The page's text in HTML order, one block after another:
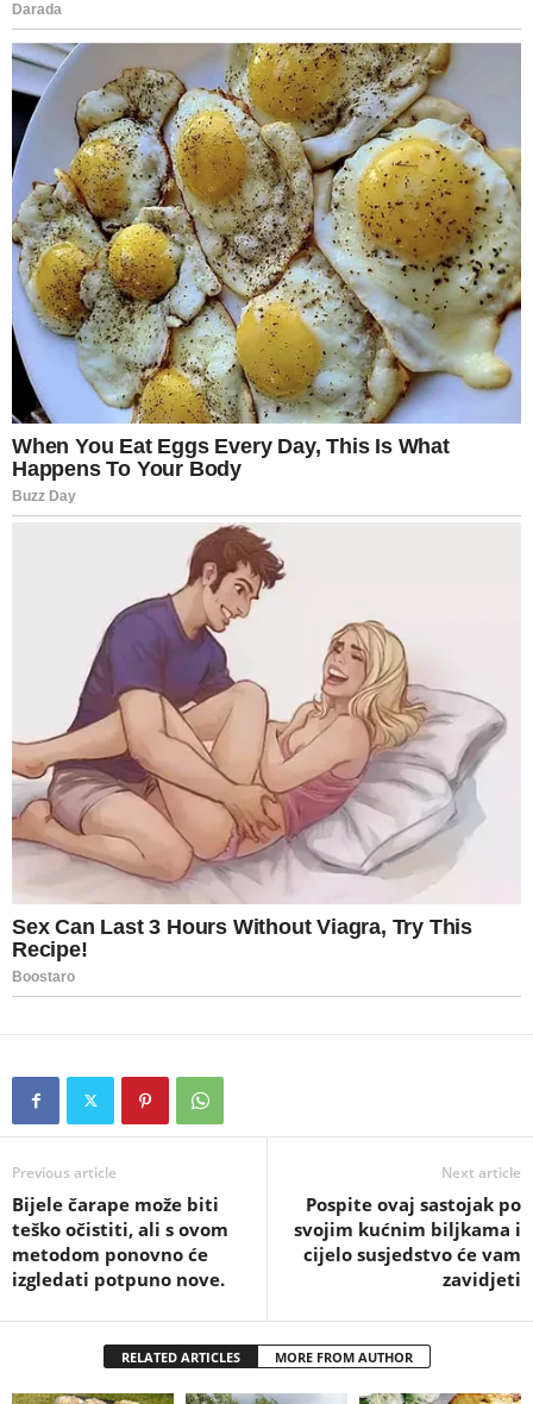
Previous article
Bijele čarape može biti
teško očistiti, ali s ovom
metodom ponovno će
izgledati potpuno nove.
Next article
Pospite ovaj sastojak po
svojim kućnim biljkama i
cijelo susjedstvo će vam
zavidjeti
RELATED ARTICLES MORE FROM AUTHOR